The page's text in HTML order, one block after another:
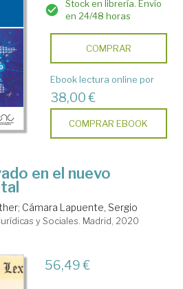
Stock en librería. Envío
en 24/48 horas
COMPRAR
Ebook lectura online por
38,00 €
COMPRAR EBOOK
en el nuevo
; Cámara Lapuente, Sergio
y Sociales. Madrid, 2020
56,49 €